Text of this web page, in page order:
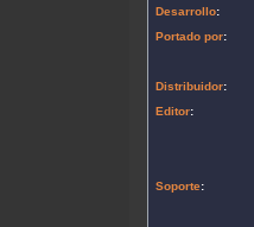
Desarrollo:
Portado por:
Distribuidor:
Editor:
Soporte: